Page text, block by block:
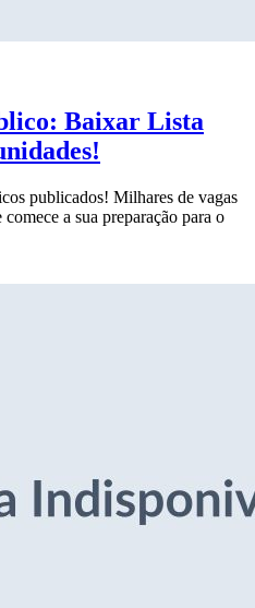
Baixar Lista
publicados! Milhares de vagas
a sua preparação para o